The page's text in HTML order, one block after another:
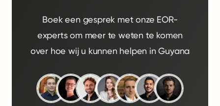
Boek een gesprek met onze EOR-
experts om meer te weten te komen
over hoe wij u kunnen helpen in Guyana